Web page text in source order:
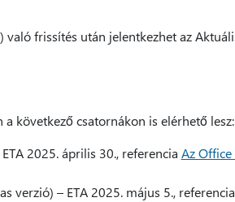
frissítés után jelentkezhet az
következő csatornákon is elérhető lesz:
2025. április 30., referencia Az
verzió) – ETA 2025. május 5., referencia